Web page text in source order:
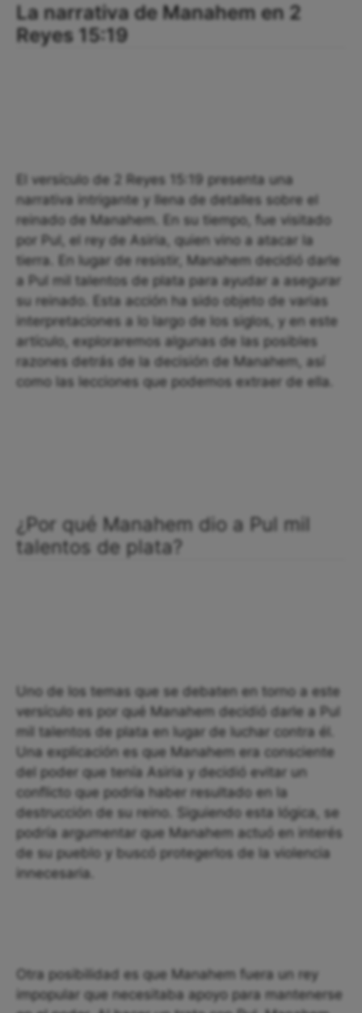
La narrativa de Manahem en 2
Reyes 15:19
El versículo de 2 Reyes 15:19 presenta una
narrativa intrigante y llena de detalles sobre el
reinado de Manahem. En su tiempo, fue visitado
por Pul, el rey de Asiria, quien vino a atacar la
tierra. En lugar de resistir, Manahem decidió darle
a Pul mil talentos de plata para ayudar a asegurar
su reinado. Esta acción ha sido objeto de varias
interpretaciones a lo largo de los siglos, y en este
artículo, exploraremos algunas de las posibles
razones detrás de la decisión de Manahem, así
como las lecciones que podemos extraer de ella.
¿Por qué Manahem dio a Pul mil
talentos de plata?
Uno de los temas que se debaten en torno a este
versículo es por qué Manahem decidió darle a Pul
mil talentos de plata en lugar de luchar contra él.
Una explicación es que Manahem era consciente
del poder que tenía Asiria y decidió evitar un
conflicto que podría haber resultado en la
destrucción de su reino. Siguiendo esta lógica, se
podría argumentar que Manahem actuó en interés
de su pueblo y buscó protegerlos de la violencia
innecesaria.
Otra posibilidad es que Manahem fuera un rey
impopular que necesitaba apoyo para mantenerse